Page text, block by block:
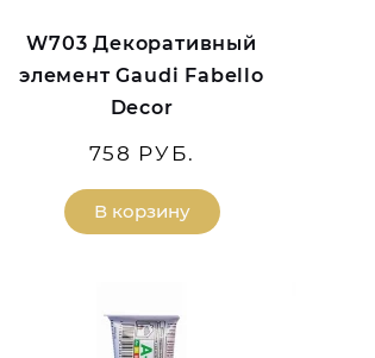
W703 Декоративный
элемент Gaudi Fabello
Decor
758 РУБ.
В корзину